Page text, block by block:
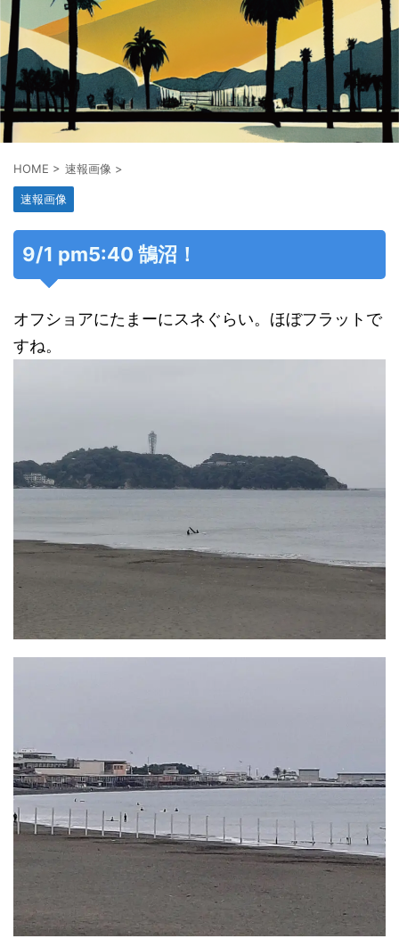
HOME > 速報画像 >
速報画像
9/1 pm5:40 鵠沼！
オフショアにたまーにスネぐらい。ほぼフラットで
すね。